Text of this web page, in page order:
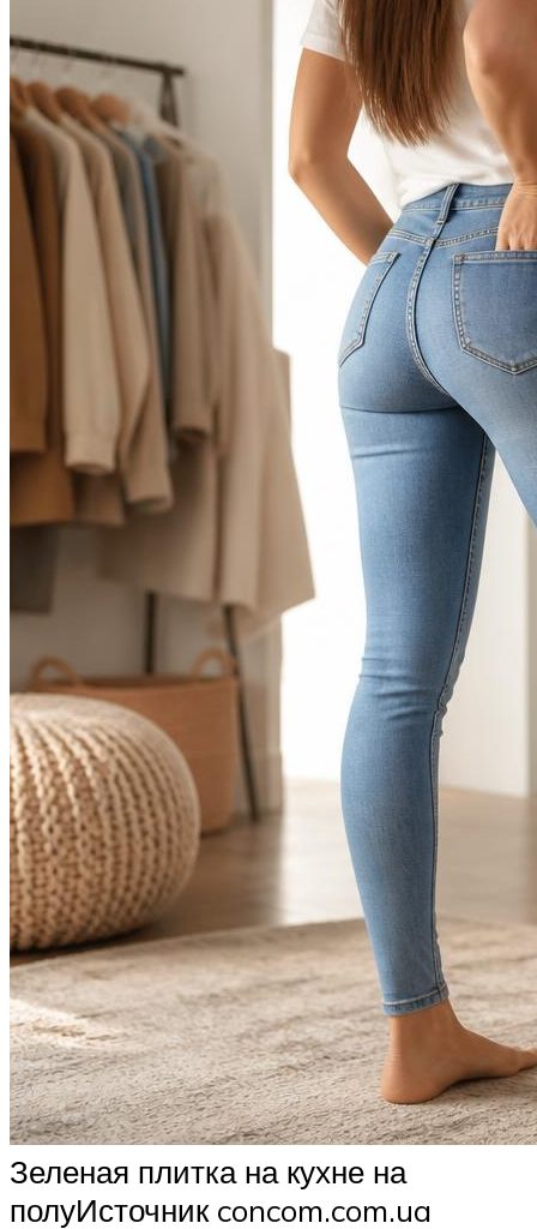
Зеленая плитка на кухне на
полуИсточник concom.com.ua